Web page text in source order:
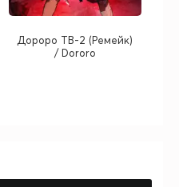
Дороро ТВ-2 (Ремейк)
/ Dororo